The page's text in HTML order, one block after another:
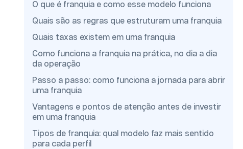
O que é franquia e como esse modelo funciona
Quais são as regras que estruturam uma franquia
Quais taxas existem em uma franquia
Como funciona a franquia na prática, no dia a dia
da operação
Passo a passo: como funciona a jornada para abrir
uma franquia
Vantagens e pontos de atenção antes de investir
em uma franquia
Tipos de franquia: qual modelo faz mais sentido
para cada perfil